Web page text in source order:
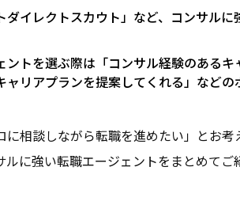
ダイレクトスカウト」など、コンサル
トを選ぶ際は「コンサル経験のあるキ
ャリアプランを提案してくれる」など
に相談しながら転職を進めたい」とお
に強い転職エージェントをまとめてご